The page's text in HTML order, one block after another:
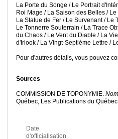
La Porte du Songe / Le Portrait
Roi Mage / La Saison des Belles /
La Statue de Fer / Le Survenant / Le
Le Tonnerre Souterrain / La Trace
du Chaos / Le Vent du Diable / La
d'Iriook / La Vingt-Septième Lettre /
Pour d'autres détails, vous pouvez
Sources
COMMISSION DE TOPONYMIE.
Québec, Les Publications du
Date
d'officialisation